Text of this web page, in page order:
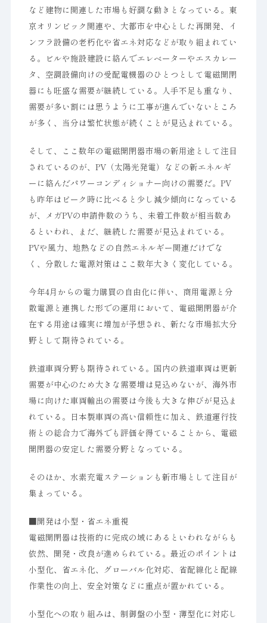
など建物に関連した市場も好調な動きとなっている。東
京オリンピック関連や、大都市を中心とした再開発、イ
ンフラ設備の老朽化や省エネ対応などが取り組まれてい
る。ビルや施設建設に絡んでエレベーターやエスカレー
タ、空調設備向けの受配電機器のひとつとして電磁開閉
器にも旺盛な需要が継続している。人手不足も重なり、
需要が多い割には思うように工事が進んでいないところ
が多く、当分は繁忙状態が続くことが見込まれている。
そして、ここ数年の電磁開閉器市場の新用途として注目
されているのが、PV（太陽光発電）などの新エネルギ
ーに絡んだパワーコンディショナー向けの需要だ。PV
も昨年はピーク時に比べると少し減少傾向になっている
が、メガPVの申請件数のうち、未着工件数が相当数あ
るといわれ、まだ、継続した需要が見込まれている。
PVや風力、地熱などの自然エネルギー関連だけでな
く、分散した電源対策はここ数年大きく変化している。
今年4月からの電力購買の自由化に伴い、商用電源と分
散電源と連携した形での運用において、電磁開閉器が介
在する用途は確実に増加が予想され、新たな市場拡大分
野として期待されている。
鉄道車両分野も期待されている。国内の鉄道車両は更新
需要が中心のため大きな需要増は見込めないが、海外市
場に向けた車両輸出の需要は今後も大きな伸びが見込ま
れている。日本製車両の高い信頼性に加え、鉄道運行技
術との総合力で海外でも評価を得ていることから、電磁
開閉器の安定した需要分野となっている。
そのほか、水素充電ステーションも新市場として注目が
集まっている。
■開発は小型・省エネ重視
電磁開閉器は技術的に完成の域にあるといわれながらも
依然、開発・改良が進められている。最近のポイントは
小型化、省エネ化、グローバル化対応、省配線化と配線
作業性の向上、安全対策などに重点が置かれている。
小型化への取り組みは、制御盤の小型・薄型化に対応し